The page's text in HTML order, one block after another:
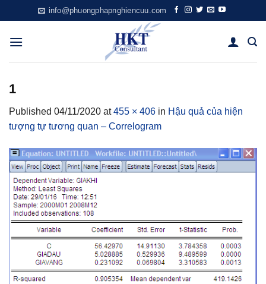
to
content
info@phuongphapnghiencuu.com
1
Published 04/11/2020 at455 × 406 in Hậu quả của hiện
tượng tự tương quan – Correlogram